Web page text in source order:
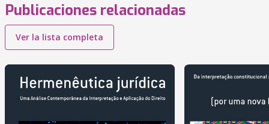
Publicaciones relacionadas
Ver la lista completa